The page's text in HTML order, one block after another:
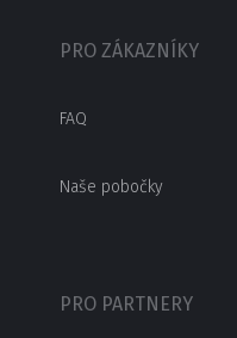
PRO ZÁKAZNÍKY
FAQ
Naše pobočky
PRO PARTNERY